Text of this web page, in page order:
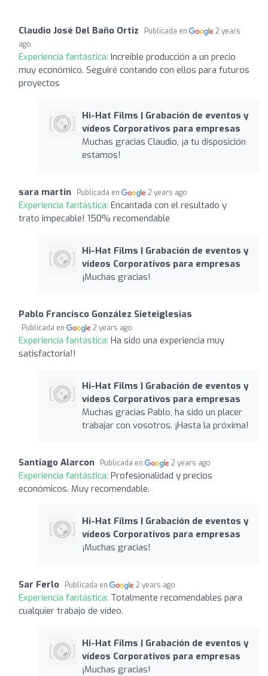
Claudio José Del Baño Ortiz Publicada en
2 years
ago
Experiencia fantástica: Increíble producción a un precio
muy económico. Seguiré contando con ellos para futuros
proyectos
Hi-Hat Films | Grabación de eventos y
vídeos Corporativos para empresas
Muchas gracias Claudio, ¡a tu disposición
estamos!
sara martin Publicada en 2 years ago
Experiencia fantástica: Encantada con el resultado y
trato impecable! 150% recomendable
Hi-Hat Films | Grabación de eventos y
vídeos Corporativos para empresas
¡Muchas gracias!
Pablo Francisco González Sieteiglesias
Publicada en 2 years ago
Experiencia fantástica: Ha sido una experiencia muy
satisfactoria!!
Hi-Hat Films | Grabación de eventos y
vídeos Corporativos para empresas
Muchas gracias Pablo, ha sido un placer
trabajar con vosotros. ¡Hasta la próxima!
Santiago Alarcon Publicada en 2 years ago
Experiencia fantástica: Profesionalidad y precios
económicos. Muy recomendable.
Hi-Hat Films | Grabación de eventos y
vídeos Corporativos para empresas
¡Muchas gracias!
Sar Ferlo Publicada en 2 years ago
Experiencia fantástica: Totalmente recomendables para
cualquier trabajo de vídeo.
Hi-Hat Films | Grabación de eventos y
vídeos Corporativos para empresas
¡Muchas gracias!